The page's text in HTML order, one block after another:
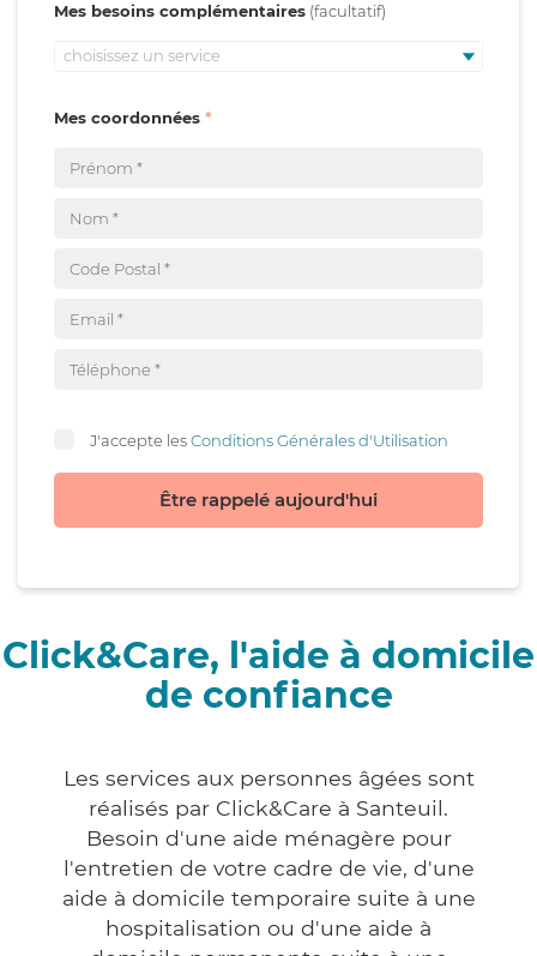
Mes besoins complémentaires
choisissez un service
Mes coordonnées
J'accepte lesConditions Générales d'Utilisation
Être rappelé aujourd'hui
Click&Care, l'aide à domicile
de confiance
Les services aux personnes âgées sont
réalisés par Click&Care à Santeuil.
Besoin d'une aide ménagère pour
l'entretien de votre cadre de vie, d'une
aide à domicile temporaire suite à une
hospitalisation ou d'une aide à